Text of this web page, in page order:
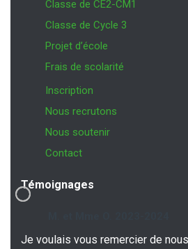
Classe de CE2-CM1
Classe de Cycle 3
Projet d’école
Frais de scolarité
Inscription
Nous recrutons
Nous soutenir
Contact
Témoignages
Je voulais vous remercier de